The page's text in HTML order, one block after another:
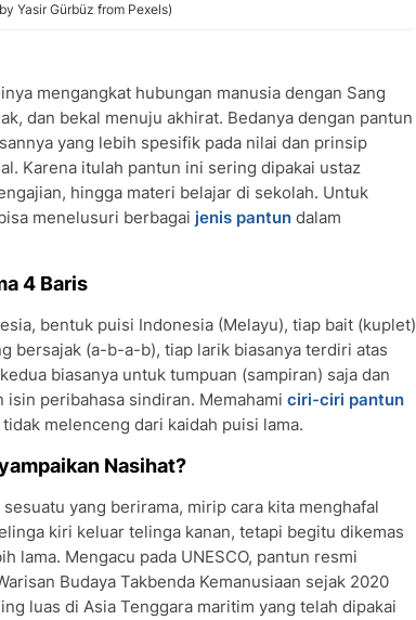
Yasir Gürbüz from Pexels)
mengangkat hubungan manusia dengan Sang
dan bekal menuju akhirat. Bedanya dengan pantun
yang lebih spesifik pada nilai dan prinsip
Karena itulah pantun ini sering dipakai ustaz
hingga materi belajar di sekolah. Untuk
menelusuri berbagai jenis pantun dalam
4 Baris
bentuk puisi Indonesia (Melayu), tiap bait (kuplet)
bersajak (a-b-a-b), tiap larik biasanya terdiri atas
biasanya untuk tumpuan (sampiran) saja dan
peribahasa sindiran. Memahami ciri-ciri pantun
melenceng dari kaidah puisi lama.
Nasihat?
yang berirama, mirip cara kita menghafal
kiri keluar telinga kanan, tetapi begitu dikemas
lama. Mengacu pada UNESCO, pantun resmi
Budaya Takbenda Kemanusiaan sejak 2020
luas di Asia Tenggara maritim yang telah dipakai